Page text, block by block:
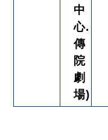
中
心.
傳
院
劇
場)